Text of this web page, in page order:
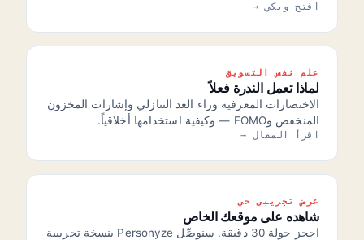
افتح ويكي →
علم نفس التسويق
لماذا تعمل الندرة فعلاً
الاختصارات المعرفية وراء العد التنازلي وإشارات المخزون
المنخفض وFOMO — وكيفية استخدامها أخلاقياً.
اقرأ المقال →
عرض تجريبي حي
شاهده على موقعك الخاص
احجز جولة 30 دقيقة. سنوصِّل Personyze بنسخة تجريبية